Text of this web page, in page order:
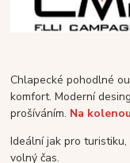
Chlapecké pohodlné
komfort. Moderní
prošíváním. Na
Ideální jak pro
volný čas.